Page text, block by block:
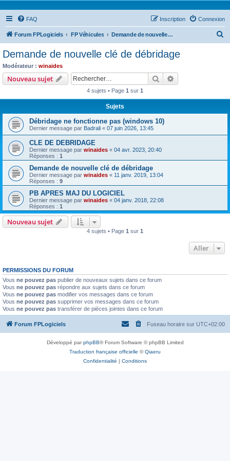
FAQ Connexion
Inscription
Forum FPLogiciels FP Véhicules Demande de nouvelle clé de débridage
Demande de nouvelle clé de débridage
Modérateur : winaides
Nouveau sujet Rechercher
4 sujets • Page 1 sur 1
Sujets
Débridage ne fonctionne pas (windows 10)
Dernier message par Badrali « 07 juin 2026, 13:45
CLE DE DEBRIDAGE
Dernier message par winaides « 04 avr. 2023, 20:40
Réponses : 1
Demande de nouvelle clé de débridage
Dernier message par winaides « 11 janv. 2019, 13:04
Réponses : 9
PB APRES MAJ DU LOGICIEL
Dernier message par winaides « 04 janv. 2018, 22:08
Réponses : 1
Nouveau sujet
4 sujets • Page 1 sur 1
Aller
PERMISSIONS DU FORUM
Vous ne pouvez pas publier de nouveaux sujets dans ce forum
Vous ne pouvez pas répondre aux sujets dans ce forum
Vous ne pouvez pas modifier vos messages dans ce forum
Vous ne pouvez pas supprimer vos messages dans ce forum
Vous ne pouvez pas transférer de pièces jointes dans ce forum
Forum FPLogiciels Fuseau horaire sur UTC+02:00
Développé parphpBB® Forum Software © phpBB Limited
Traduction française officielle ©Qiaeru
Confidentialité | Conditions